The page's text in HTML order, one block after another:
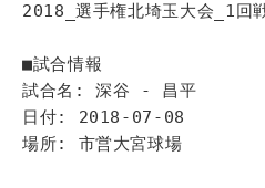
2018_選手権北埼玉大会_1回
■試合情報
試合名: 深谷 - 昌平
日付: 2018-07-08
場所: 市営大宮球場